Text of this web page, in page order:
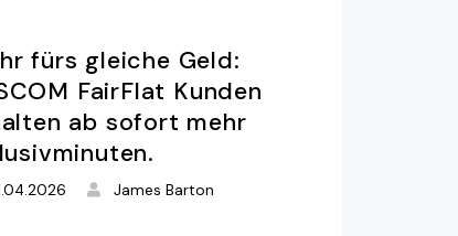
fürs gleiche Geld:
FairFlat Kunden
ab sofort mehr
James Barton